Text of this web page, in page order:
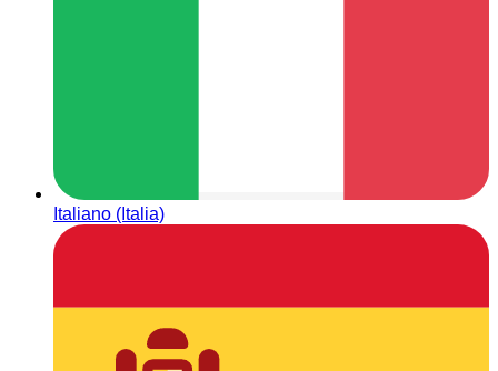
Italiano (Italia)